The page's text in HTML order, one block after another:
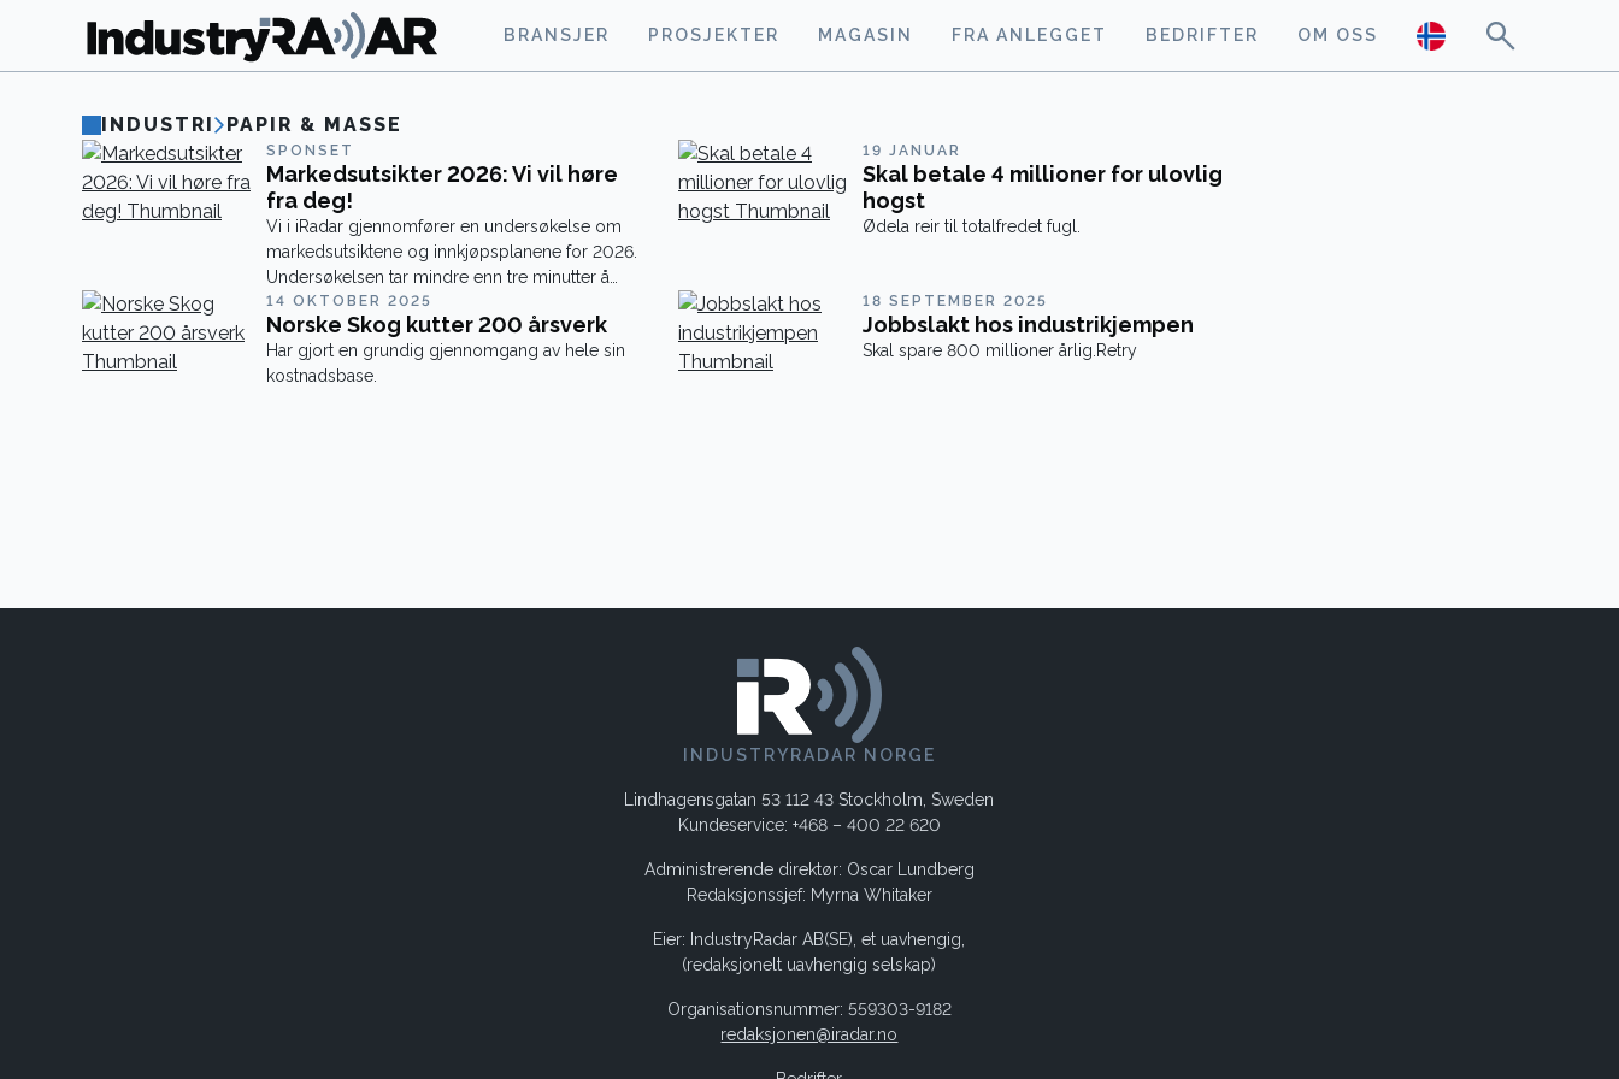
BRANSJER PROSJEKTER MAGASIN FRA ANLEGGET BEDRIFTER OM OSS
INDUSTRI PAPIR & MASSE
SPONSET
Markedsutsikter 2026: Vi vil høre
fra deg!
Vi i iRadar gjennomfører en undersøkelse om
markedsutsiktene og innkjøpsplanene for 2026.
Undersøkelsen tar mindre enn tre minutter å
svare på.
19 JANUAR
Skal betale 4 millioner for ulovlig
hogst
Ødela reir til totalfredet fugl.
14 OKTOBER 2025
Norske Skog kutter 200 årsverk
Har gjort en grundig gjennomgang av hele sin
kostnadsbase.
18 SEPTEMBER 2025
Jobbslakt hos industrikjempen
Skal spare 800 millioner årlig.Retry
INDUSTRYRADAR NORGE
Lindhagensgatan 53 112 43 Stockholm, Sweden
Kundeservice: +468 – 400 22 620
Administrerende direktør: Oscar Lundberg
Redaksjonssjef: Myrna Whitaker
Eier: IndustryRadar AB(SE), et uavhengig,
(redaksjonelt uavhengig selskap)
Organisationsnummer: 559303-9182
redaksjonen@iradar.no